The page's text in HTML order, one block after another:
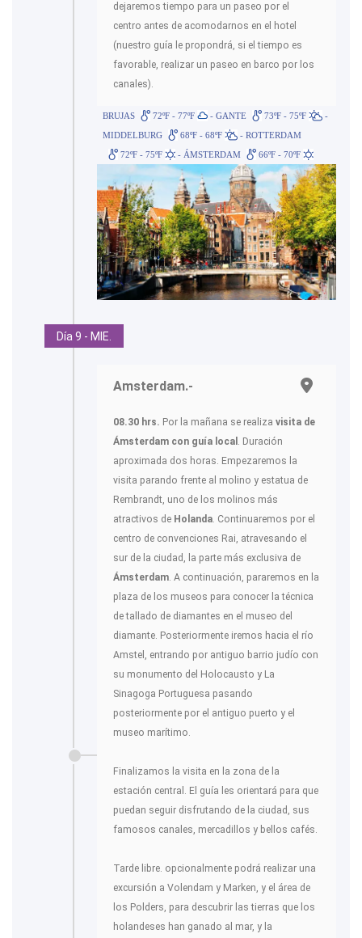
dejaremos tiempo para un paseo por el
centro antes de acomodarnos en el hotel
(nuestro guía le propondrá, si el tiempo es
favorable, realizar un paseo en barco por los
canales).
BRUJAS 72ºF - 77ºF - GANTE 73ºF - 75ºF
-
MIDDELBURG
68ºF - 68ºF
- ROTTERDAM
72ºF - 75ºF
- ÁMSTERDAM 66ºF - 70ºF
Día 9 - MIE.
Amsterdam.-
08.30 hrs. Por la mañana se realiza visita de
Ámsterdam con guía local . Duración
aproximada dos horas. Empezaremos la
visita parando frente al molino y estatua de
Rembrandt, uno de los molinos más
atractivos de Holanda. Continuaremos por el
centro de convenciones Rai, atravesando el
sur de la ciudad, la parte más exclusiva de
Ámsterdam. A continuación, pararemos en la
plaza de los museos para conocer la técnica
de tallado de diamantes en el museo del
diamante. Posteriormente iremos hacia el río
Amstel, entrando por antiguo barrio judío con
su monumento del Holocausto y La
Sinagoga Portuguesa pasando
posteriormente por el antiguo puerto y el
museo marítimo.
Finalizamos la visita en la zona de la
estación central. El guía les orientará para que
puedan seguir disfrutando de la ciudad, sus
famosos canales, mercadillos y bellos cafés.
Tarde libre. opcionalmente podrá realizar una
excursión a Volendam y Marken, y el área de
los Polders, para descubrir las tierras que los
holandeses han ganado al mar, y la